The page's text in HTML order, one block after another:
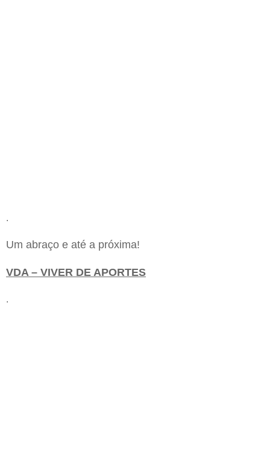
.
Um abraço e até a próxima!
VDA – VIVER DE APORTES
.